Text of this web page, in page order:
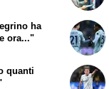
ha
ora..."
quanti